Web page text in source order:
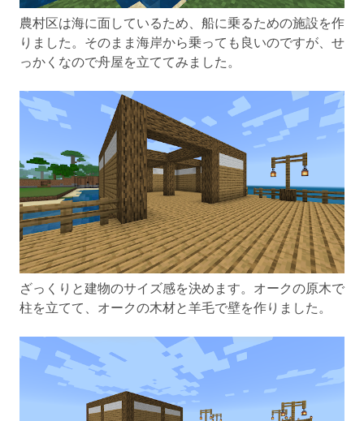
農村区は海に面しているため、船に乗るための施設を作
りました。そのまま海岸から乗っても良いのですが、せ
っかくなので舟屋を立ててみました。
ざっくりと建物のサイズ感を決めます。オークの原木で
柱を立てて、オークの木材と羊毛で壁を作りました。